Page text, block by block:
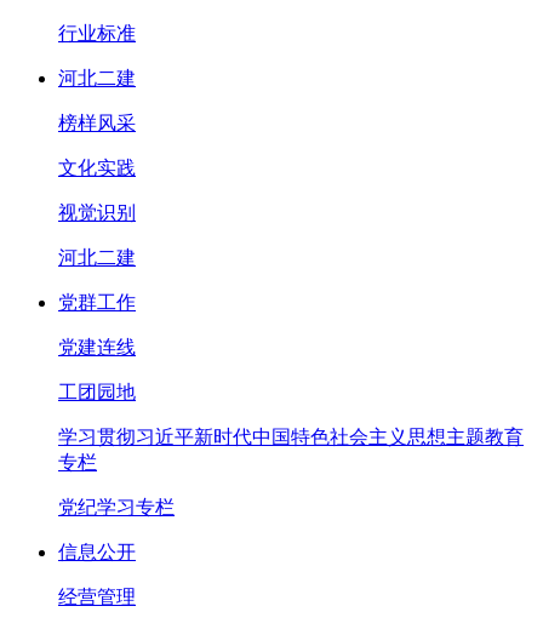
行业标准
河北二建
榜样风采
文化实践
视觉识别
河北二建
党群工作
党建连线
工团园地
学习贯彻习近平新时代中国特色社会主义思想主题教育
专栏
党纪学习专栏
信息公开
经营管理